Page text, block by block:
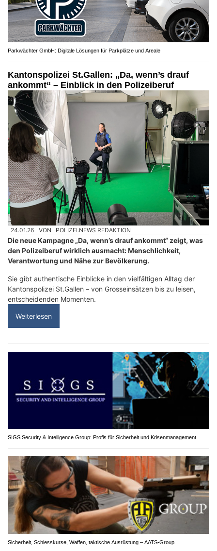
Parkwächter GmbH: Digitale Lösungen für Parkplätze und Areale
Kantonspolizei St.Gallen: „Da, wenn’s drauf
ankommt“ – Einblick in den Polizeiberuf
24.01.26 VON POLIZEI.NEWS REDAKTION
Die neue Kampagne „Da, wenn’s drauf ankommt“ zeigt, was
den Polizeiberuf wirklich ausmacht: Menschlichkeit,
Verantwortung und Nähe zur Bevölkerung.
Sie gibt authentische Einblicke in den vielfältigen Alltag der
Kantonspolizei St.Gallen – von Grosseinsätzen bis zu leisen,
entscheidenden Momenten.
Weiterlesen
SIGS Security & Intelligence Group: Profis für Sicherheit und Krisenmanagement
Sicherheit, Schiesskurse, Waffen, taktische Ausrüstung – AATS-Group